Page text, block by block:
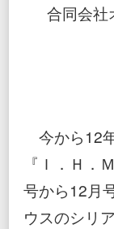
合同会社
今から12
『Ｉ．Ｈ．
号から12月
ウスのシリ